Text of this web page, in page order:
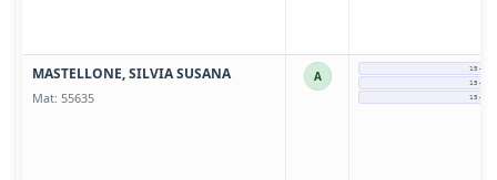
MASTELLONE, SILVIA SUSANA
Mat: 55635
A 15-
15-
15-